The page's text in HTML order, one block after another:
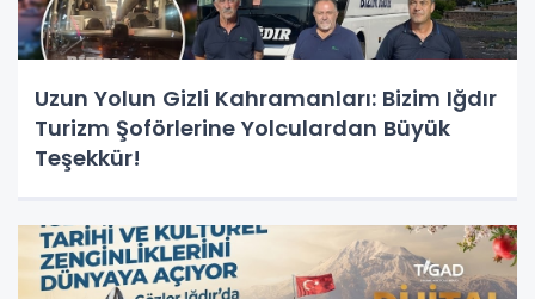
Uzun Yolun Gizli Kahramanları: Bizim Iğdır
Turizm Şoförlerine Yolculardan Büyük
Teşekkür!